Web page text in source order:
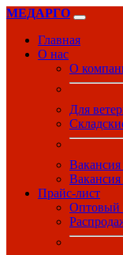
МЕДАРГО
Главная
О нас
О
Для
Вакансия
Вакансия
Прайс-лист
Оптовый